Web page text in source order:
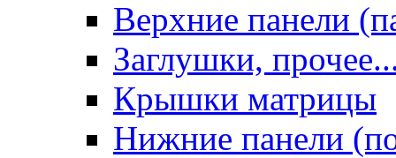
Верхние панели
Заглушки,
Крышки матрицы
Нижние панели